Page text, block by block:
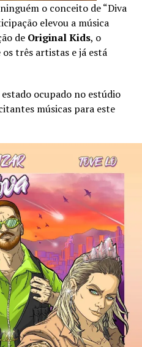
o conceito de “Diva
elevou a música
de Original Kids, o
três artistas e já está
ocupado no estúdio
músicas para este